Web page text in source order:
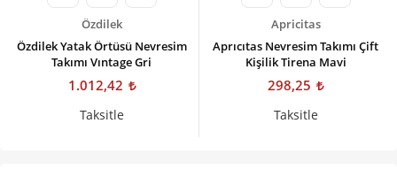
Özdilek
Özdilek Yatak Örtüsü Nevresim
Takımı Vıntage Gri
1.012,42
Taksitle
Apricitas
Aprıcıtas Nevresim Takımı Çift
Kişilik Tirena Mavi
298,25
Taksitle